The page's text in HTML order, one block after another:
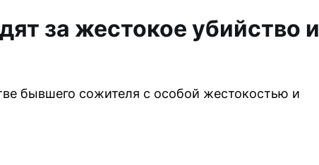
за жестокое убийство и
бывшего сожителя с особой жестокостью и